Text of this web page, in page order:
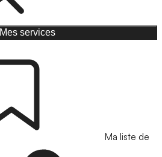
Mes services
Ma liste de